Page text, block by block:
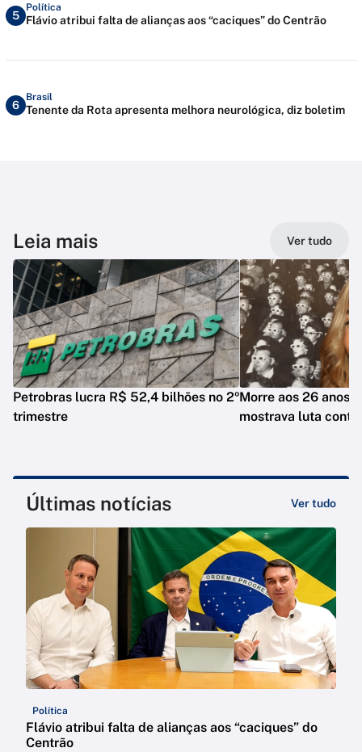
5
Política
Flávio atribui falta de alianças aos “caciques” do Centrão
6
Brasil
Tenente da Rota apresenta melhora neurológica, diz boletim
Leia mais Ver tudo
Petrobras lucra R$ 52,4 bilhões no 2º
trimestre
Morre aos 26 anos
mostrava luta
Últimas notícias Ver tudo
Política
Flávio atribui falta de alianças aos “caciques” do
Centrão